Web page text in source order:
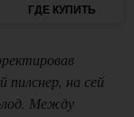
ГДЕ КУПИТЬ
пилснер, на сей
Между